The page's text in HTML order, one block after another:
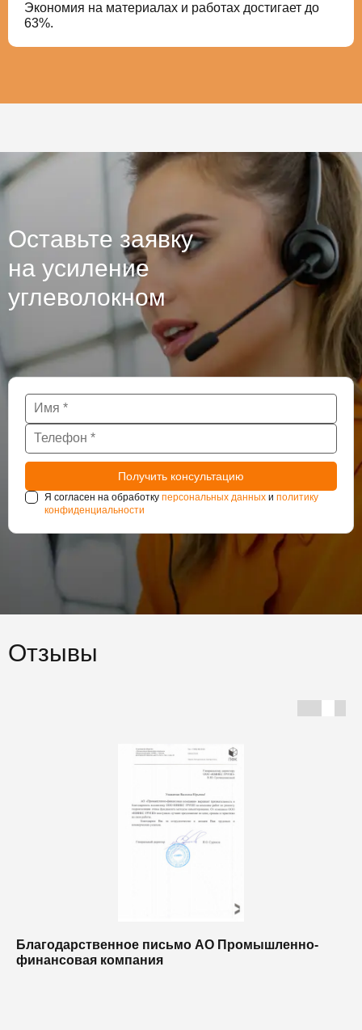
Экономия на материалах и работах достигает до
63%.
Оставьте заявку
на усиление
углеволокном
Я согласен на обработку персональных данных и политику
конфиденциальности
Отзывы
Благодарственное письмо АО Промышленно-
финансовая компания